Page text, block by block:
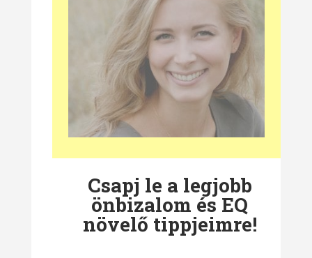
Csapj le a legjobb
önbizalom és EQ
növelő tippjeimre!